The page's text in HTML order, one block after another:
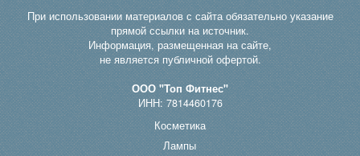
При использовании материалов с сайта обязательно указание
прямой ссылки на источник.
Информация, размещенная на сайте,
не является публичной офертой.
ООО "Топ Фитнес"
ИНН: 7814460176
Косметика
Лампы